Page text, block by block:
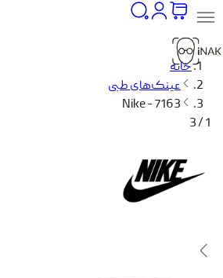
خانه
عینک‌های طبی
Nike - 7163
1 / 3